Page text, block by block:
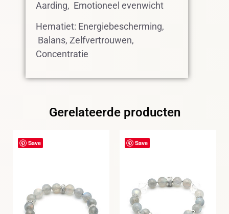
Aarding, Emotioneel evenwicht
Hematiet: Energiebescherming,
Balans, Zelfvertrouwen,
Concentratie
Gerelateerde producten
Save Save